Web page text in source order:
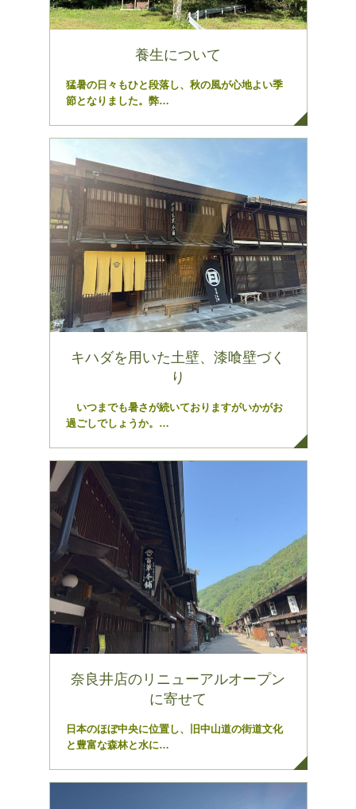
養生について
猛暑の日々もひと段落し、秋の風が心地よい季
節となりました。弊…
キハダを用いた土壁、漆喰壁づく
り
いつまでも暑さが続いておりますがいかがお
過ごしでしょうか。…
奈良井店のリニューアルオープン
に寄せて
日本のほぼ中央に位置し、旧中山道の街道文化
と豊富な森林と水に…